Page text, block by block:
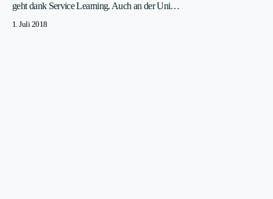
geht dank Service Learning. Auch an der Uni…
1. Juli 2018